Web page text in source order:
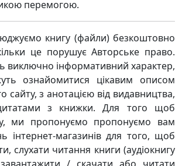
перемогою.
книгу (файли) безкоштовно
це порушує Авторське право.
виключно інформативний характер,
ознайомитися цікавим описом
сайту, з анотацією від видавництва,
з книжки. Для того щоб
ми пропонуємо пропонуємо вам
інтернет-магазинів для того, щоб
слухати читання книги (аудіокнигу